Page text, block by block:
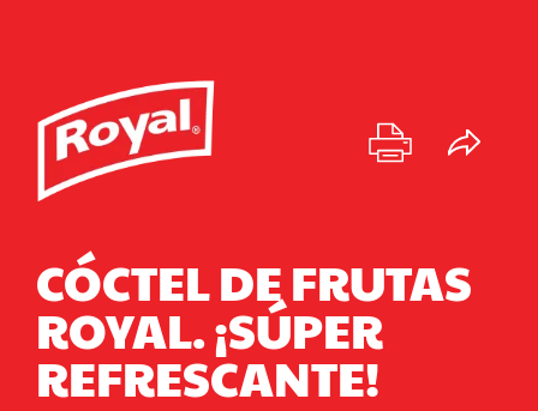
CÓCTEL DE FRUTAS
ROYAL. ¡SÚPER
REFRESCANTE!